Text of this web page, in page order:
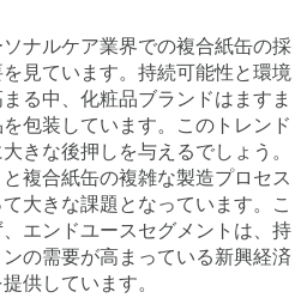
ナルケア業界での複合紙缶の採
見ています。持続可能性と環境
る中、化粧品ブランドはますま
包装しています。このトレンド
きな後押しを与えるでしょう。
複合紙缶の複雑な製造プロセス
大きな課題となっています。こ
エンドユースセグメントは、持
の需要が高まっている新興経済
供しています。